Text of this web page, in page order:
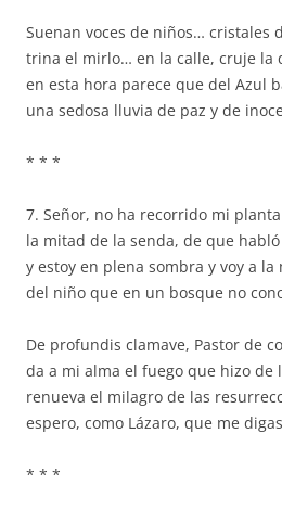
Suenan voces de niños… cristales
trina el mirlo… en la calle, cruje la
en esta hora parece que del Azul
una sedosa lluvia de paz y de
* * *
7. Señor, no ha recorrido mi
la mitad de la senda, de que
y estoy en plena sombra y voy a la
del niño que en un bosque no
De profundis clamave, Pastor de
da a mi alma el fuego que hizo de
renueva el milagro de las
espero, como Lázaro, que me
* * *